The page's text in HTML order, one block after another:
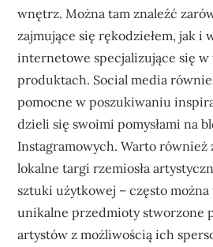
wnętrz. Można tam znaleźć
zajmujące się rękodziełem, jak i
internetowe specjalizujące się w
produktach. Social media
pomocne w poszukiwaniu
dzieli się swoimi pomysłami na
Instagramowych. Warto również
lokalne targi rzemiosła
sztuki użytkowej – często można
unikalne przedmioty stworzone
artystów z możliwością ich